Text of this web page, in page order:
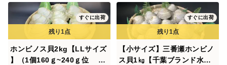
すぐに出荷
ホンビノス貝2kg【LLサイズ
】（1個160ｇ~240ｇ位 2k
すぐに出荷
【小サイズ】三番瀬ホンビノ
ス貝1㎏【千葉ブランド水産